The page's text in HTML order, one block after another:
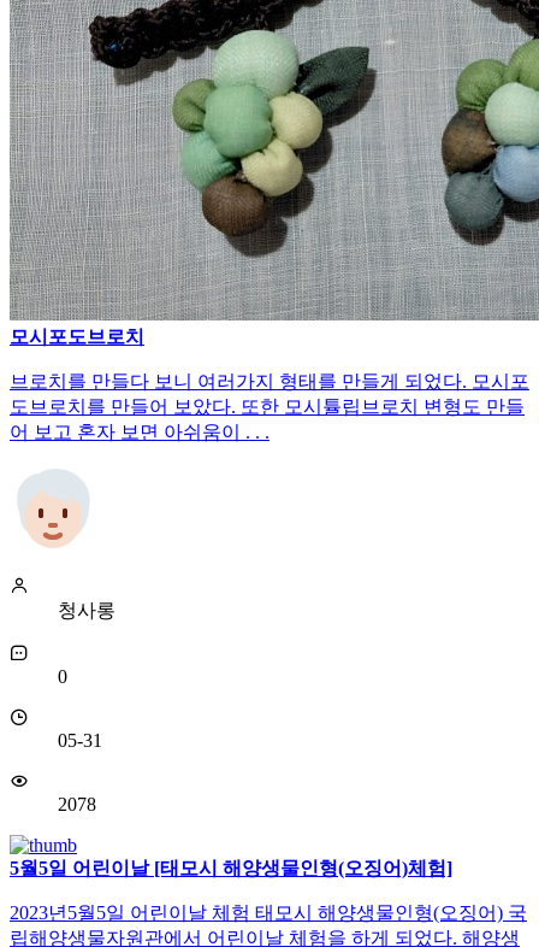
모시포도브로치
브로치를 만들다 보니 여러가지 형태를 만들게 되었다. 모시포
도브로치를 만들어 보았다. 또한 모시튤립브로치 변형도 만들
어 보고 혼자 보면 아쉬움이 . . .
청사롱
0
05-31
2078
5월5일 어린이날 [태모시 해양생물인형(오징어)체험]
2023년5월5일 어린이날 체험 태모시 해양생물인형(오징어) 국
립해양생물자원관에서 어린이날 체험을 하게 되었다. 해양생